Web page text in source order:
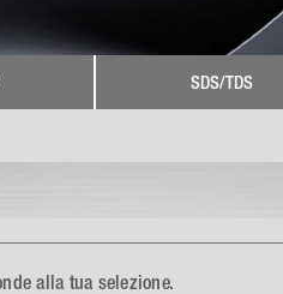
SDS/TDS
alla tua selezione.